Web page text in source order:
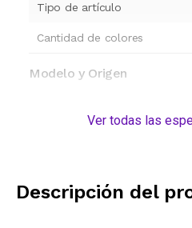
Tipo de artículo
Cantidad de colores
Modelo y Origen
Ver todas las
Descripción del